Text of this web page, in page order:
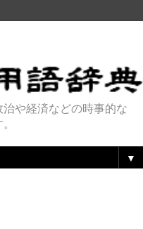
や経済などの時事的な
▼